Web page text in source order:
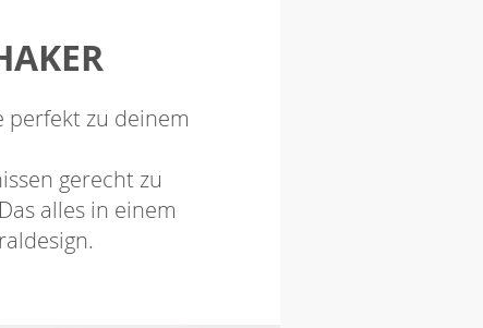
perfekt zu deinem
gerecht zu
alles in einem